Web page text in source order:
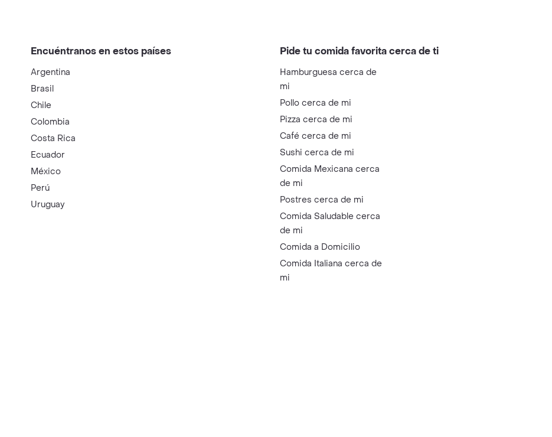
Encuéntranos en estos países
Argentina
Brasil
Chile
Colombia
Costa Rica
Ecuador
México
Perú
Uruguay
Pide tu comida favorita cerca de ti
Hamburguesa cerca de
mi
Pollo cerca de mi
Pizza cerca de mi
Café cerca de mi
Sushi cerca de mi
Comida Mexicana cerca
de mi
Postres cerca de mi
Comida Saludable cerca
de mi
Comida a Domicilio
Comida Italiana cerca de
mi